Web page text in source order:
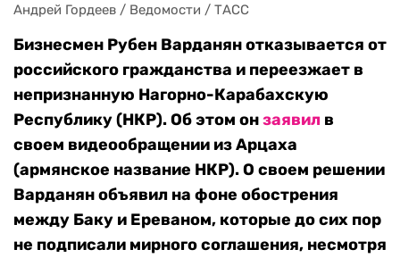
Андрей Гордеев / Ведомости / ТАСС
Бизнесмен Рубен Варданян отказывается от
российского гражданства и переезжает в
непризнанную Нагорно-Карабахскую
Республику (НКР). Об этом онзаявил в
своем видеообращении из Арцаха
(армянское название НКР). О своем решении
Варданян объявил на фоне обострения
между Баку и Ереваном, которые до сих пор
не подписали мирного соглашения, несмотря